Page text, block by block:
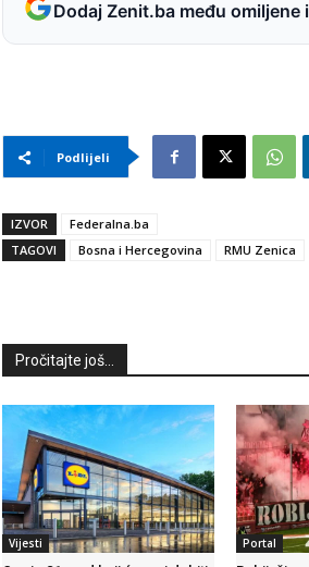
Dodaj Zenit.ba među omiljene
Podlijeli
IZVOR
Federalna.ba
TAGOVI
Bosna i Hercegovina RMU Zenica
Pročitajte još...
Vijesti Portal